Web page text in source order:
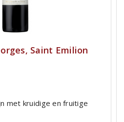
Saint Emilion
met kruidige en fruitige